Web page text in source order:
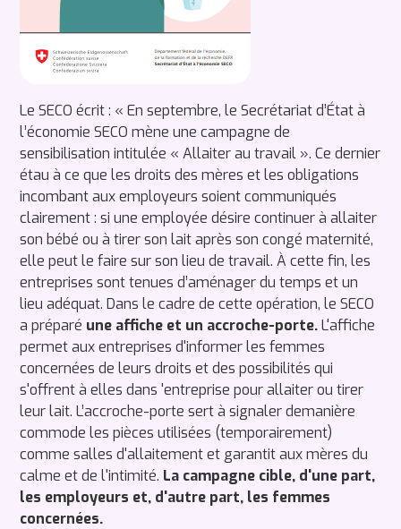
Le SECO écrit : « En septembre, le Secrétariat d’État à
l’économie SECO mène une campagne de
sensibilisation intitulée « Allaiter au travail ». Ce dernier
étau à ce que les droits des mères et les obligations
incombant aux employeurs soient communiqués
clairement : si une employée désire continuer à allaiter
son bébé ou à tirer son lait après son congé maternité,
elle peut le faire sur son lieu de travail. À cette fin, les
entreprises sont tenues d’aménager du temps et un
lieu adéquat. Dans le cadre de cette opération, le SECO
a préparé une affiche et un accroche-porte.L'affiche
permet aux entreprises d'informer les femmes
concernées de leurs droits et des possibilités qui
s'offrent à elles dans 'entreprise pour allaiter ou tirer
leur lait. L’accroche-porte sert à signaler demanière
commode les pièces utilisées (temporairement)
comme salles d'allaitement et garantit aux mères du
calme et de l'intimité. La campagne cible, d'une part,
les employeurs et, d'autre part, les femmes
concernées.